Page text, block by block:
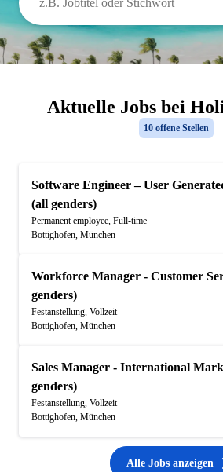
Aktuelle Jobs bei
10 offene Stellen
Software Engineer – User
(all genders)
Permanent employee, Full-time
Bottighofen, München
Workforce Manager - Customer
genders)
Festanstellung, Vollzeit
Bottighofen, München
Sales Manager - International
genders)
Festanstellung, Vollzeit
Bottighofen, München
Alle Jobs anzeigen